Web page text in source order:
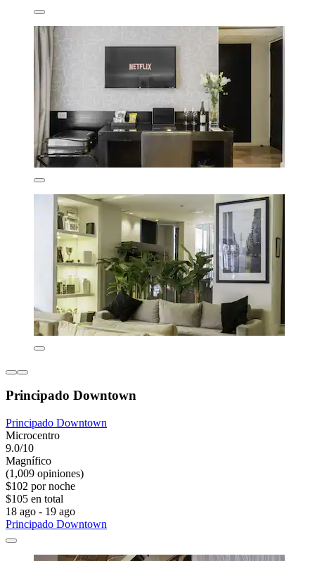
Principado Downtown
Principado Downtown
Microcentro
9.0/10
Magnífico
(1,009 opiniones)
$102 por noche
$105 en total
18 ago - 19 ago
Principado Downtown